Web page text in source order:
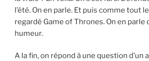
l’été. On en parle. Et puis comme tout
regardé Game of Thrones. On en parle
humeur.
A la fin, on répond à une question d’un